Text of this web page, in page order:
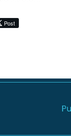
Post